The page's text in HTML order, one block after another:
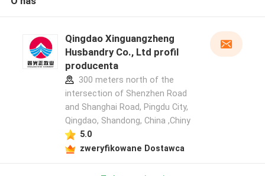
Qingdao Xinguangzheng
Husbandry Co., Ltd profil
producenta
300 meters north of the
intersection of Shenzhen Road
and Shanghai Road, Pingdu City,
Qingdao, Shandong, China ,Chiny
5.0
zweryfikowane Dostawca